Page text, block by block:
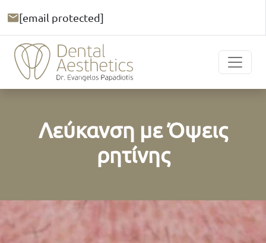
[email protected]
Λεύκανση με Όψεις
ρητίνης